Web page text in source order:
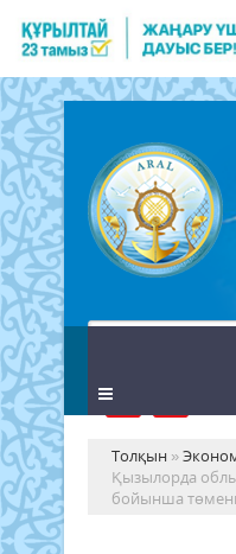
Толқын »
Қызылорда
бойынша